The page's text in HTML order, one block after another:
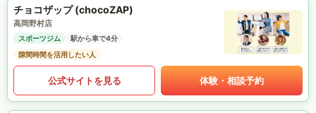
チョコザップ (chocoZAP)
高岡野村店
スポーツジム
駅から車で4分
隙間時間を活用したい人
公式サイトを見る 体験・相談予約